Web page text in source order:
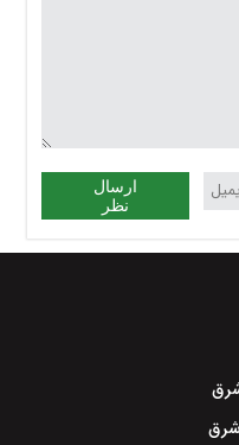
ارسال
نظر